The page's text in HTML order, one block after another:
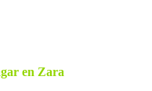
en Zara